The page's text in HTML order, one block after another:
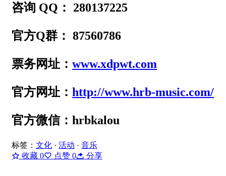
咨询 QQ： 280137225
官方Q群： 87560786
票务网址： www.xdpwt.com
官方网址： http://www.hrb-music.com/
官方微信：hrbkalou
标签： 文化 · 活动 · 音乐
收藏 0 点赞 0 分享